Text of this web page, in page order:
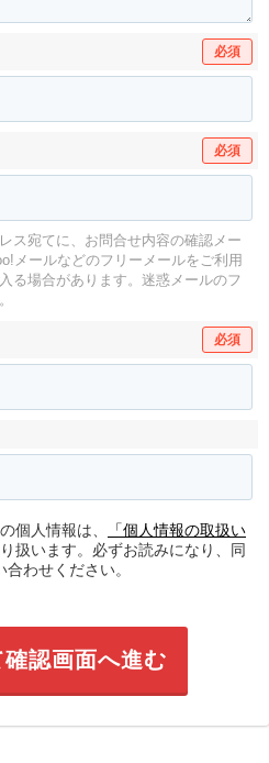
必須
必須
ス宛てに、お問合せ内容の確認メー
メールなどのフリーメールをご利用
る場合があります。 迷惑メールのフ
必須
個人情報は、
「個人情報の取扱い
扱います。必ずお読みになり、同
わせください。
確認画面へ進む